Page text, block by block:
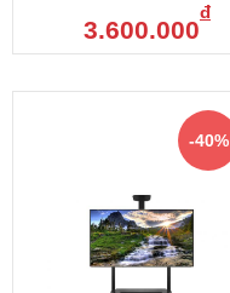
3.600.000
đ
-40%